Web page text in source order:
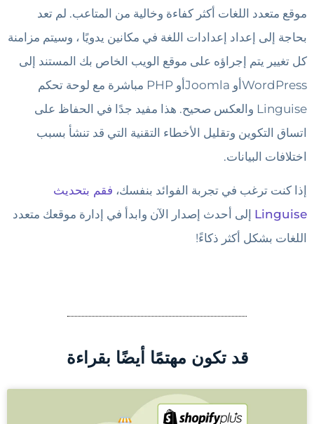
موقع متعدد اللغات أكثر كفاءة وخالية من المتاعب. لم تعد
بحاجة إلى إعداد إعدادات اللغة في مكانين يدويًا ، وسيتم مزامنة
كل تغيير يتم إجراؤه على موقع الويب الخاص بك المستند إلى
WordPressأو Joomlaأو PHP مباشرة مع لوحة تحكم
Linguise والعكس صحيح. هذا مفيد جدًا في الحفاظ على
اتساق التكوين وتقليل الأخطاء التقنية التي قد تنشأ بسبب
اختلافات البيانات.
إذا كنت ترغب في تجربة الفوائد بنفسك، فقم بتحديث
Linguise إلى أحدث إصدار الآن وابدأ في إدارة موقعك متعدد
اللغات بشكل أكثر ذكاءً!
قد تكون مهتمًا أيضًا بقراءة